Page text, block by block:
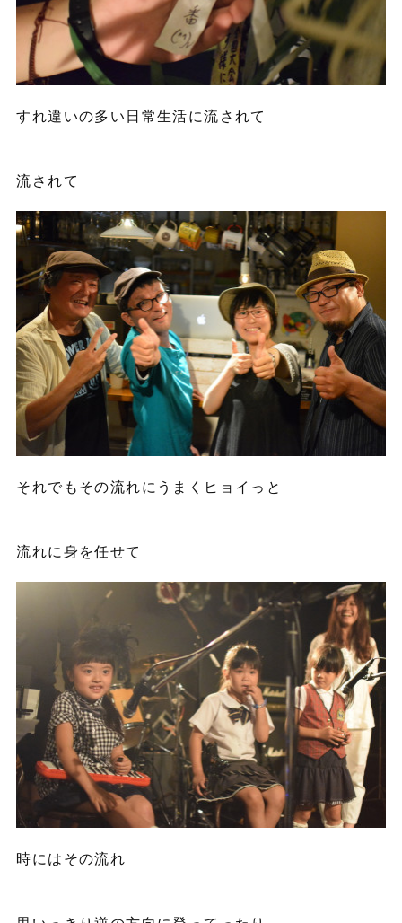
すれ違いの多い日常生活に流されて
流されて
それでもその流れにうまくヒョイっと
流れに身を任せて
時にはその流れ